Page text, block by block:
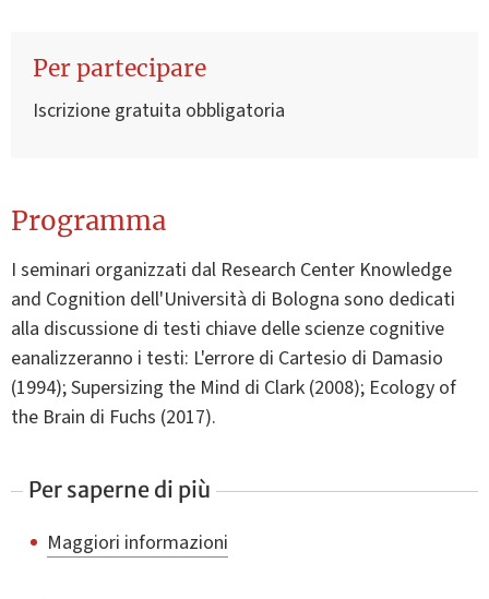
Per partecipare
Iscrizione gratuita obbligatoria
Programma
I seminari organizzati dal Research Center Knowledge
and Cognition dell'Università di Bologna sono dedicati
alla discussione di testi chiave delle scienze cognitive
eanalizzeranno i testi: L'errore di Cartesio di Damasio
(1994); Supersizing the Mind di Clark (2008); Ecology of
the Brain di Fuchs (2017).
Per saperne di più
Maggiori informazioni